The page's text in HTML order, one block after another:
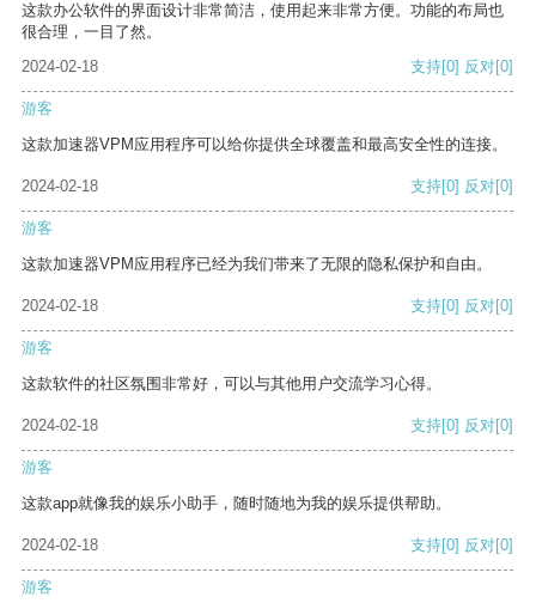
这款办公软件的界面设计非常简洁，使用起来非常方便。功能的布局也
很合理，一目了然。
2024-02-18
支持[0] 反对[0]
游客
这款加速器VPM应用程序可以给你提供全球覆盖和最高安全性的连接。
2024-02-18 支持[0] 反对[0]
游客
这款加速器VPM应用程序已经为我们带来了无限的隐私保护和自由。
2024-02-18 支持[0] 反对[0]
游客
这款软件的社区氛围非常好，可以与其他用户交流学习心得。
2024-02-18 支持[0] 反对[0]
游客
这款app就像我的娱乐小助手，随时随地为我的娱乐提供帮助。
2024-02-18 支持[0] 反对[0]
游客